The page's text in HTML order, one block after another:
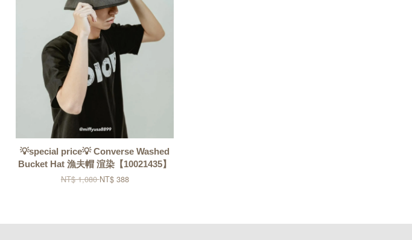
💡special price💡 Converse Washed
Bucket Hat 漁夫帽 渲染【10021435】
NT$ 1,080NT$ 388